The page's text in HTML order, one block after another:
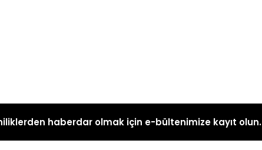
haberdar olmak için e-bültenimize kayıt olun.